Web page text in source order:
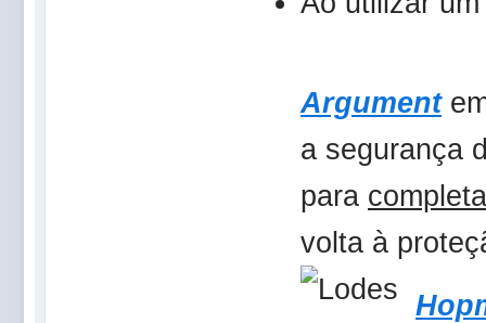
Argument
a segurança
para
volta à